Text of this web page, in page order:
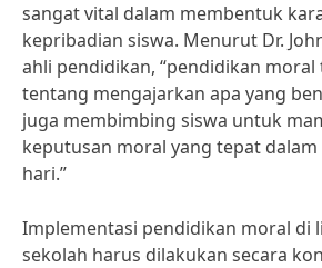
sangat vital dalam membentuk
kepribadian siswa. Menurut Dr.
ahli pendidikan, “pendidikan moral
tentang mengajarkan apa yang
juga membimbing siswa untuk
keputusan moral yang tepat
hari.”
Implementasi pendidikan moral di
sekolah harus dilakukan secara